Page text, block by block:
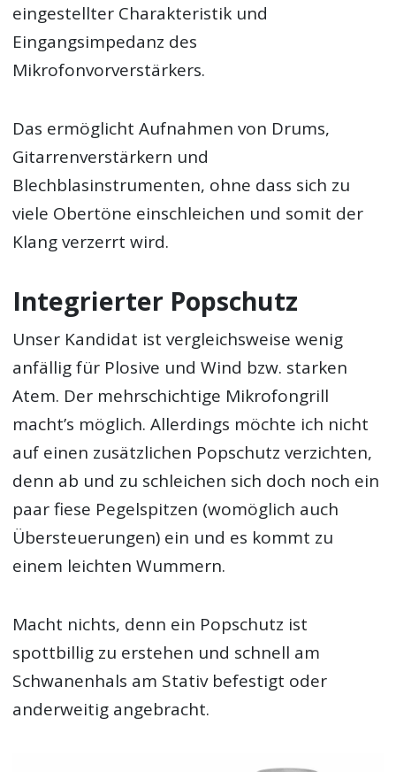
eingestellter Charakteristik und
Eingangsimpedanz des
Mikrofonvorverstärkers.
Das ermöglicht Aufnahmen von Drums,
Gitarrenverstärkern und
Blechblasinstrumenten, ohne dass sich zu
viele Obertöne einschleichen und somit der
Klang verzerrt wird.
Integrierter Popschutz
Unser Kandidat ist vergleichsweise wenig
anfällig für Plosive und Wind bzw. starken
Atem. Der mehrschichtige Mikrofongrill
macht’s möglich. Allerdings möchte ich nicht
auf einen zusätzlichen Popschutz verzichten,
denn ab und zu schleichen sich doch noch ein
paar fiese Pegelspitzen (womöglich auch
Übersteuerungen) ein und es kommt zu
einem leichten Wummern.
Macht nichts, denn ein Popschutz ist
spottbillig zu erstehen und schnell am
Schwanenhals am Stativ befestigt oder
anderweitig angebracht.